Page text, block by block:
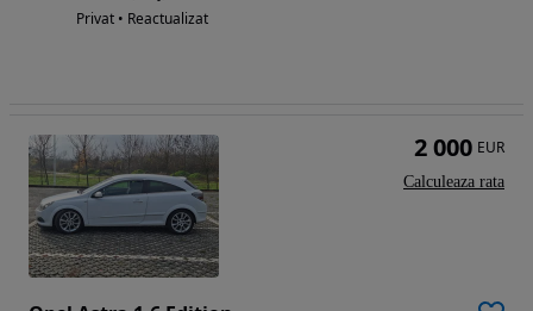
Privat • Reactualizat
2 000 EUR
Calculeaza rata